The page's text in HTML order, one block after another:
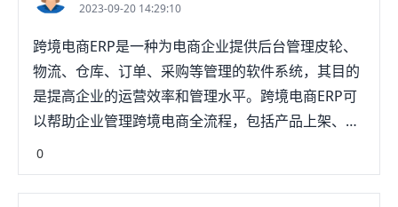
2023-09-20 14:29:10
跨境电商ERP是一种为电商企业提供后台管理皮轮、
物流、仓库、订单、采购等管理的软件系统，其目的
是提高企业的运营效率和管理水平。跨境电商ERP可
以帮助企业管理跨境电商全流程，包括产品上架、订
并纤单处理、库存管理、物流管理、客服绝握仿管理
等。跨境电商ERP的优势在于可以整合多个电商平台
和渠道，使企业能够更高效地管理其在线业务。通过
0